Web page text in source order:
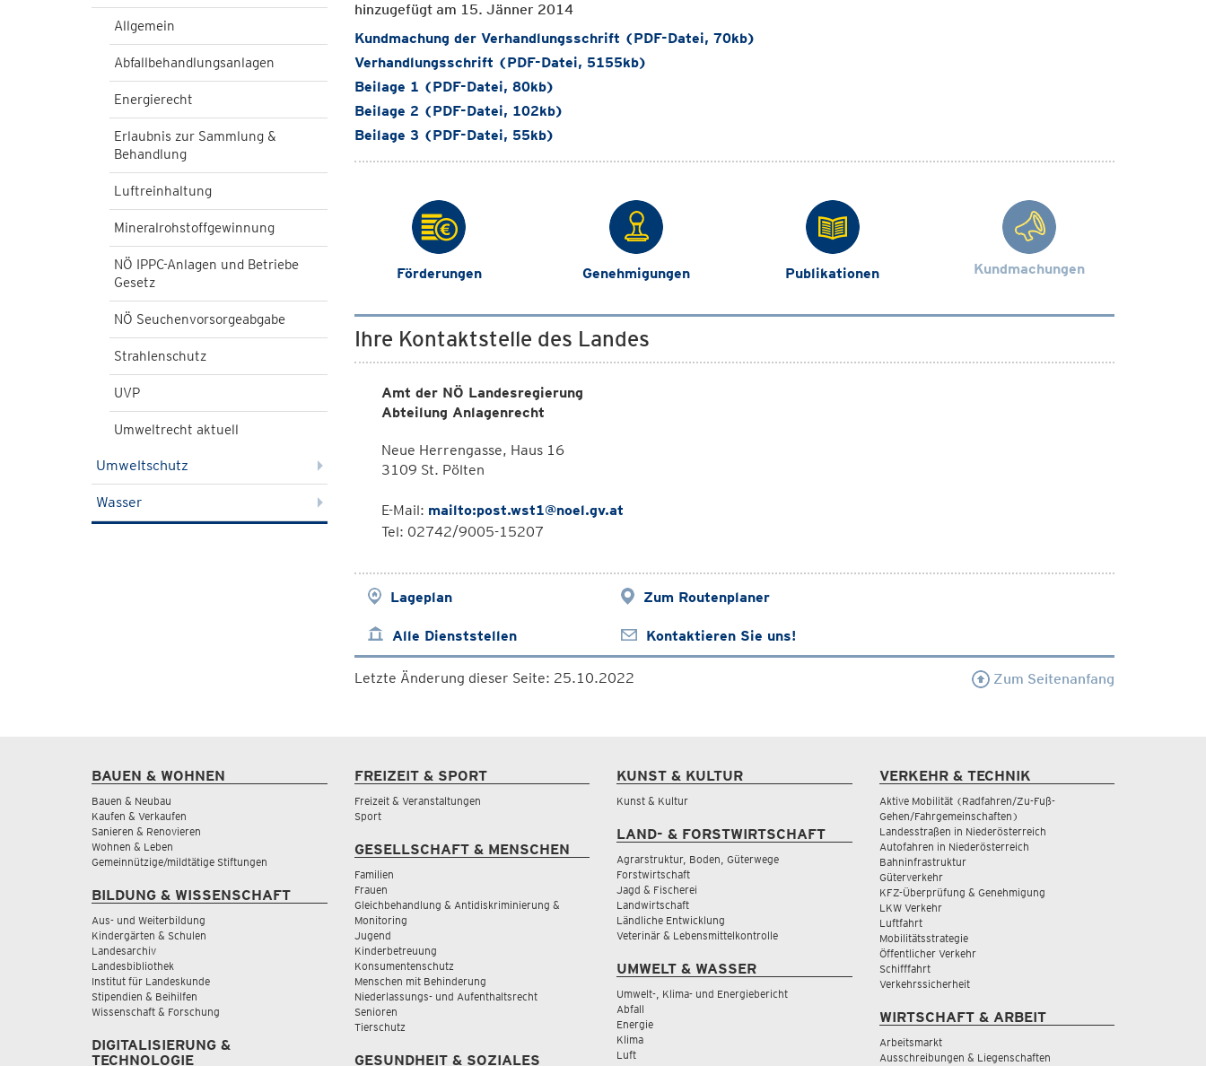
Allgemein
Abfallbehandlungsanlagen
Energierecht
Erlaubnis zur Sammlung &
Behandlung
Luftreinhaltung
Mineralrohstoffgewinnung
NÖ IPPC-Anlagen und Betriebe
Gesetz
NÖ Seuchenvorsorgeabgabe
Strahlenschutz
UVP
Umweltrecht aktuell
Umweltschutz
Wasser
hinzugefügt am 15. Jänner 2014
Kundmachung der Verhandlungsschrift (PDF-Datei, 70kb)
Verhandlungsschrift (PDF-Datei, 5155kb)
Beilage 1 (PDF-Datei, 80kb)
Beilage 2 (PDF-Datei, 102kb)
Beilage 3 (PDF-Datei, 55kb)
Förderungen Genehmigungen Publikationen Kundmachungen
Ihre Kontaktstelle des Landes
Amt der NÖ Landesregierung
Abteilung Anlagenrecht
Neue Herrengasse, Haus 16
3109 St. Pölten
E-Mail: mailto:post.wst1@noel.gv.at
Tel: 02742/9005-15207
Lageplan Zum Routenplaner
Alle Dienststellen Kontaktieren Sie uns!
Letzte Änderung dieser Seite: 25.10.2022 Zum Seitenanfang
BAUEN & WOHNEN
Bauen & Neubau
Kaufen & Verkaufen
Sanieren & Renovieren
Wohnen & Leben
Gemeinnützige/mildtätige Stiftungen
BILDUNG & WISSENSCHAFT
Aus- und Weiterbildung
Kindergärten & Schulen
Landesarchiv
Landesbibliothek
Institut für Landeskunde
Stipendien & Beihilfen
Wissenschaft & Forschung
DIGITALISIERUNG &
TECHNOLOGIE
FREIZEIT & SPORT
Freizeit & Veranstaltungen
Sport
GESELLSCHAFT & MENSCHEN
Familien
Frauen
Gleichbehandlung & Antidiskriminierung &
Monitoring
Jugend
Kinderbetreuung
Konsumentenschutz
Menschen mit Behinderung
Niederlassungs- und Aufenthaltsrecht
Senioren
Tierschutz
GESUNDHEIT & SOZIALES
KUNST & KULTUR
Kunst & Kultur
LAND- & FORSTWIRTSCHAFT
Agrarstruktur, Boden, Güterwege
Forstwirtschaft
Jagd & Fischerei
Landwirtschaft
Ländliche Entwicklung
Veterinär & Lebensmittelkontrolle
UMWELT & WASSER
Umwelt-, Klima- und Energiebericht
Abfall
Energie
Klima
Luft
VERKEHR & TECHNIK
Aktive Mobilität (Radfahren/Zu-Fuß-
Gehen/Fahrgemeinschaften)
Landesstraßen in Niederösterreich
Autofahren in Niederösterreich
Bahninfrastruktur
Güterverkehr
KFZ-Überprüfung & Genehmigung
LKW Verkehr
Luftfahrt
Mobilitätsstrategie
Öffentlicher Verkehr
Schifffahrt
Verkehrssicherheit
WIRTSCHAFT & ARBEIT
Arbeitsmarkt
Ausschreibungen & Liegenschaften